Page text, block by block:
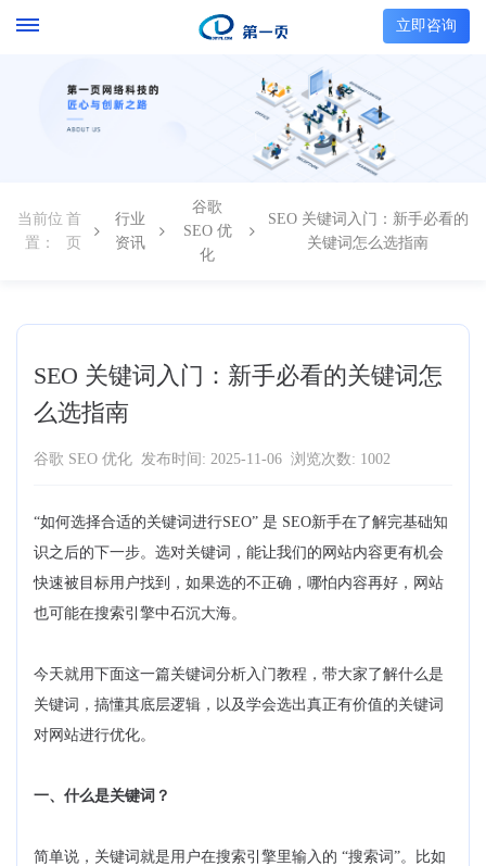
立即咨询
当前位
置：
首
页
行业
资讯
谷歌
SEO 优
化
SEO 关键词入门：新手必看的
关键词怎么选指南
SEO 关键词入门：新手必看的关键词怎
么选指南
谷歌 SEO 优化 发布时间: 2025-11-06 浏览次数: 1002
“如何选择合适的关键词进行SEO” 是 SEO新手在了解完基础知
识之后的下一步。选对关键词，能让我们的网站内容更有机会
快速被目标用户找到，如果选的不正确，哪怕内容再好，网站
也可能在搜索引擎中石沉大海。
今天就用下面这一篇关键词分析入门教程，带大家了解什么是
关键词，搞懂其底层逻辑，以及学会选出真正有价值的关键词
对网站进行优化。
一、什么是关键词？
简单说，关键词就是用户在搜索引擎里输入的 “搜索词”。比如